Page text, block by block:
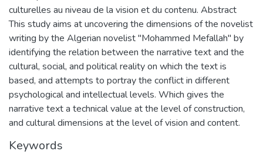
culturelles au niveau de la vision et du contenu. Abstract
This study aims at uncovering the dimensions of the novelist
writing by the Algerian novelist "Mohammed Mefallah" by
identifying the relation between the narrative text and the
cultural, social, and political reality on which the text is
based, and attempts to portray the conflict in different
psychological and intellectual levels. Which gives the
narrative text a technical value at the level of construction,
and cultural dimensions at the level of vision and content.
Keywords